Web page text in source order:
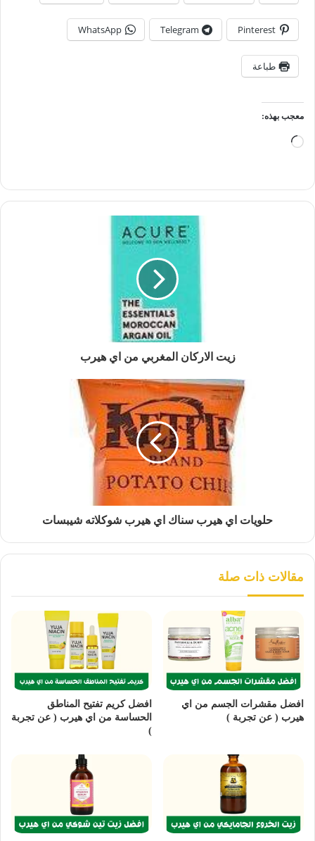
Pinterest
Telegram
WhatsApp
طباعة
معجب بهذه:
جاري
زيت الاركان المغربي من اي هيرب
حلويات اي هيرب سناك اي هيرب شوكلاته شيبسات
مقالات ذات صلة
افضل مقشرات الجسم من اي
هيرب ( عن تجربة )
افضل كريم تفتيح المناطق
الحساسة من اي هيرب ( عن تجربة
)